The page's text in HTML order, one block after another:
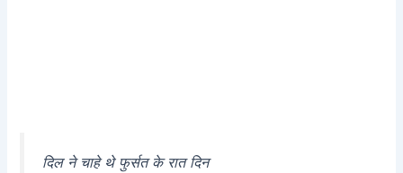
दिल ने चाहे थे फुर्सत के रात दिन